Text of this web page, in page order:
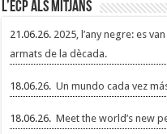
L’ECP als mitjans
21.06.26. 2025, l’any negre: es
armats de la dècada.
18.06.26.Un mundo cada vez
18.06.26.Meet the world’s new